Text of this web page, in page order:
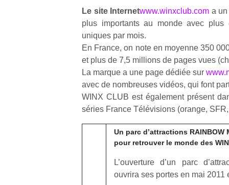
Le site Internetwww.winxclub.com a
plus importants au monde avec
uniques par mois.
En France, on note en moyenne 350
et plus de 7,5 millions de pages vues
La marque a une page dédiée sur
avec de nombreuses vidéos, qui font
WINX CLUB est également présent
séries France Télévisions (orange,
Un parc d’attractions RAINBOW
pour retrouver le monde des
L’ouverture d’un parc
ouvrira ses portes en mai 2011
NextGen,
une
trottinette
mécanique
Les
enfants
Des
trampolines
pour les
grands et
Durant les
vacances